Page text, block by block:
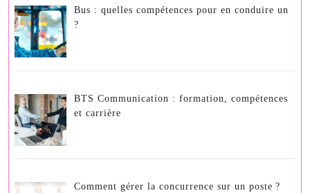
Bus : quelles compétences pour en conduire un
?
BTS Communication : formation, compétences
et carrière
Comment gérer la concurrence sur un poste ?